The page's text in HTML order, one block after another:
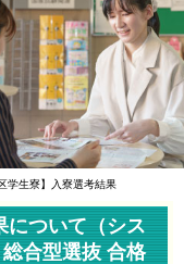
学生寮】入寮選考結果
について（シス
合型選抜 合格